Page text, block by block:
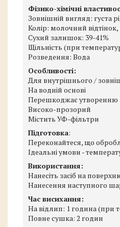
Фізико-хімічні
Зовнішній вигляд: густа
Колір: молочний
Сухий залишок: 39-41%
Щільність (при
Розведення: Вода
Особливості:
Для внутрішнього /
На водній основі
Перешкоджає утворенню
Високо-прозорий
Містить УФ-фільтри
Підготовка:
Переконайтеся, що
Ідеальні умови -
Використання:
Нанесіть засіб на
Нанесення наступного
Час висихання:
На відлип: 1 година (при
Повне сушка: 2 годин